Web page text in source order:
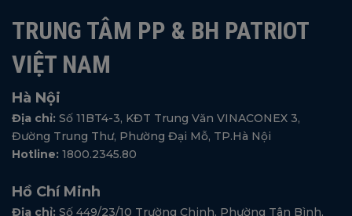
TRUNG TÂM PP & BH PATRIOT
VIỆT NAM
Hà Nội
Địa chỉ: Số 11BT4-3, KĐT Trung Văn VINACONEX 3,
Đường Trung Thư, Phường Đại Mỗ, TP.Hà Nội
Hotline: 1800.2345.80
Hồ Chí Minh
Địa chỉ: Số 449/23/10 Trường Chinh, Phường Tân Bình,